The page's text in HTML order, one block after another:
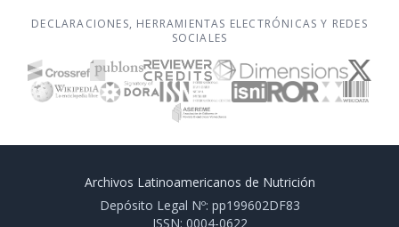
DECLARACIONES, HERRAMIENTAS ELECTRÓNICAS Y REDES
SOCIALES
Archivos Latinoamericanos de Nutrición
Depósito Legal Nº: pp199602DF83
ISSN: 0004-0622